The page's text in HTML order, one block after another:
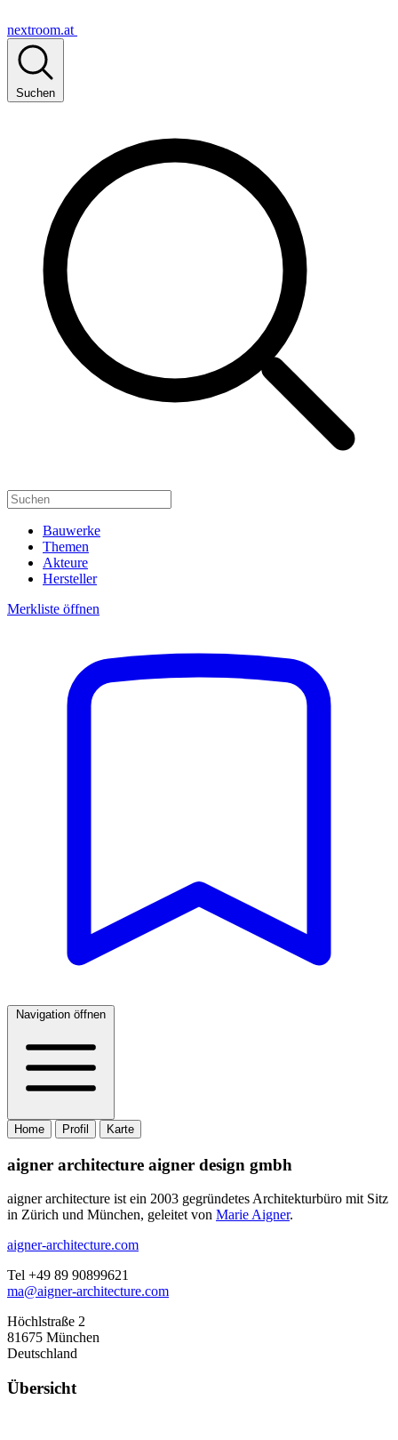
nextroom.at
Suchen
Bauwerke
Themen
Akteure
Hersteller
Merkliste öffnen
Navigation öffnen
Home Profil Karte
aigner architecture aigner design gmbh
aigner architecture ist ein 2003 gegründetes Architekturbüro mit Sitz
in Zürich und München, geleitet von Marie Aigner.
aigner-architecture.com
Tel +49 89 90899621
ma@aigner-architecture.com
Höchlstraße 2
81675 München
Deutschland
Übersicht